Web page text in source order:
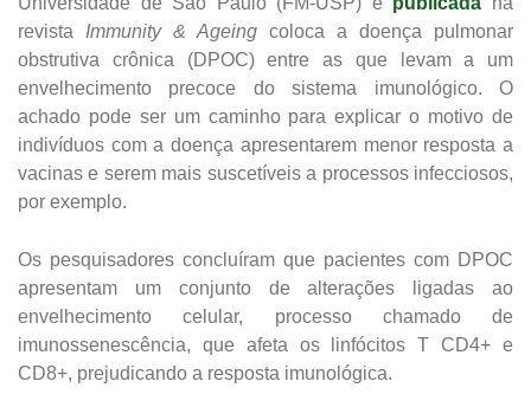
revista Immunity & Ageing coloca a doença pulmonar
obstrutiva crônica (DPOC) entre as que levam a um
envelhecimento precoce do sistema imunológico. O
achado pode ser um caminho para explicar o motivo de
indivíduos com a doença apresentarem menor resposta a
vacinas e serem mais suscetíveis a processos infecciosos,
por exemplo.
Os pesquisadores concluíram que pacientes com DPOC
apresentam um conjunto de alterações ligadas ao
envelhecimento celular, processo chamado de
imunossenescência, que afeta os linfócitos T CD4+ e
CD8+, prejudicando a resposta imunológica.